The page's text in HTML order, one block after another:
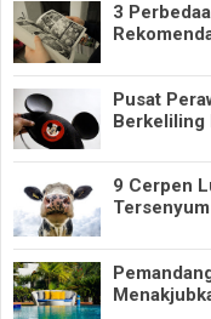
3
Pusat
Berkeliling
9 Cerpen
Tersenyum